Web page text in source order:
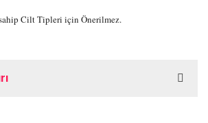
Cilt Tipleri için Önerilmez.